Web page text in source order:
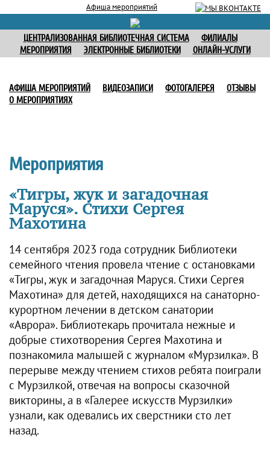
Афиша мероприятий
ЦЕНТРАЛИЗОВАННАЯ БИБЛИОТЕЧНАЯ СИСТЕМА
ФИЛИАЛЫ
МЕРОПРИЯТИЯ
ЭЛЕКТРОННЫЕ БИБЛИОТЕКИ ОНЛАЙН-УСЛУГИ
АФИША МЕРОПРИЯТИЙ ВИДЕОЗАПИСИ ФОТОГАЛЕРЕЯ
ОТЗЫВЫ
О МЕРОПРИЯТИЯХ
Мероприятия
«Тигры, жук и загадочная
Маруся». Стихи Сергея
Махотина
14 сентября 2023 года сотрудник Библиотеки
семейного чтения провела чтение с остановками
«Тигры, жук и загадочная Маруся. Стихи Сергея
Махотина» для детей, находящихся на санаторно-
курортном лечении в детском санатории
«Аврора». Библиотекарь прочитала нежные и
добрые стихотворения Сергея Махотина и
познакомила малышей с журналом «Мурзилка». В
перерыве между чтением стихов ребята поиграли
с Мурзилкой, отвечая на вопросы сказочной
викторины, а в «Галерее искусств Мурзилки»
узнали, как одевались их сверстники сто лет
назад.